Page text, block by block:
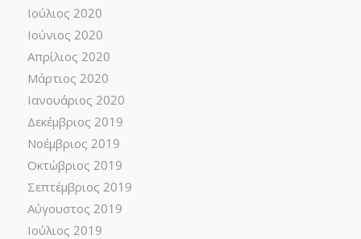
Ιούλιος 2020
Ιούνιος 2020
Απρίλιος 2020
Μάρτιος 2020
Ιανουάριος 2020
Δεκέμβριος 2019
Νοέμβριος 2019
Οκτώβριος 2019
Σεπτέμβριος 2019
Αύγουστος 2019
Ιούλιος 2019